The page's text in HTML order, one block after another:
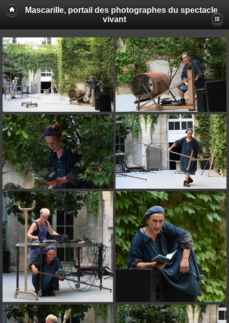
Mascarille, portail des photographes du spectacle
vivant